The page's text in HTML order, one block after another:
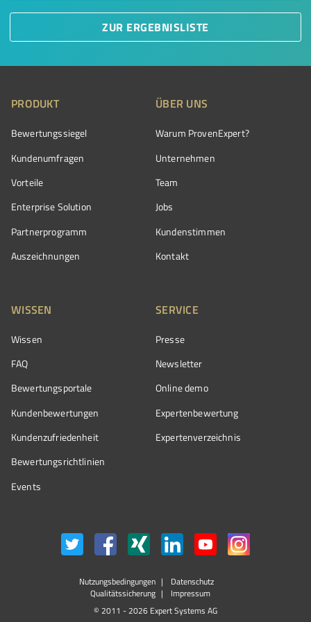
ZUR ERGEBNISLISTE
PRODUKT
Bewertungssiegel
Kundenumfragen
Vorteile
Enterprise Solution
Partnerprogramm
Auszeichnungen
ÜBER UNS
Warum ProvenExpert?
Unternehmen
Team
Jobs
Kundenstimmen
Kontakt
WISSEN
Wissen
FAQ
Bewertungsportale
Kundenbewertungen
Kundenzufriedenheit
Bewertungs­richtlinien
Events
SERVICE
Presse
Newsletter
Online demo
Expertenbewertung
Expertenverzeichnis
Nutzungsbedingungen
Datenschutz
Qualitätssicherung
Impressum
© 2011 - 2026 Expert Systems AG